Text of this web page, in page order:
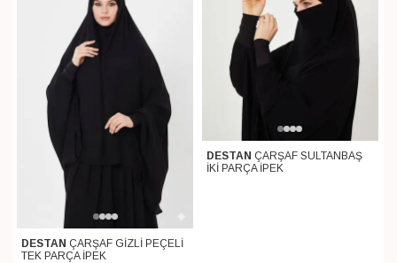
DESTAN ÇARŞAF GİZLİ PEÇELİ
TEK PARÇA İPEK
DESTAN ÇARŞAF SULTANBAŞ
İKİ PARÇA İPEK